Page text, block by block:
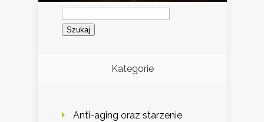
Szukaj:
Kategorie
Anti-aging oraz starzenie